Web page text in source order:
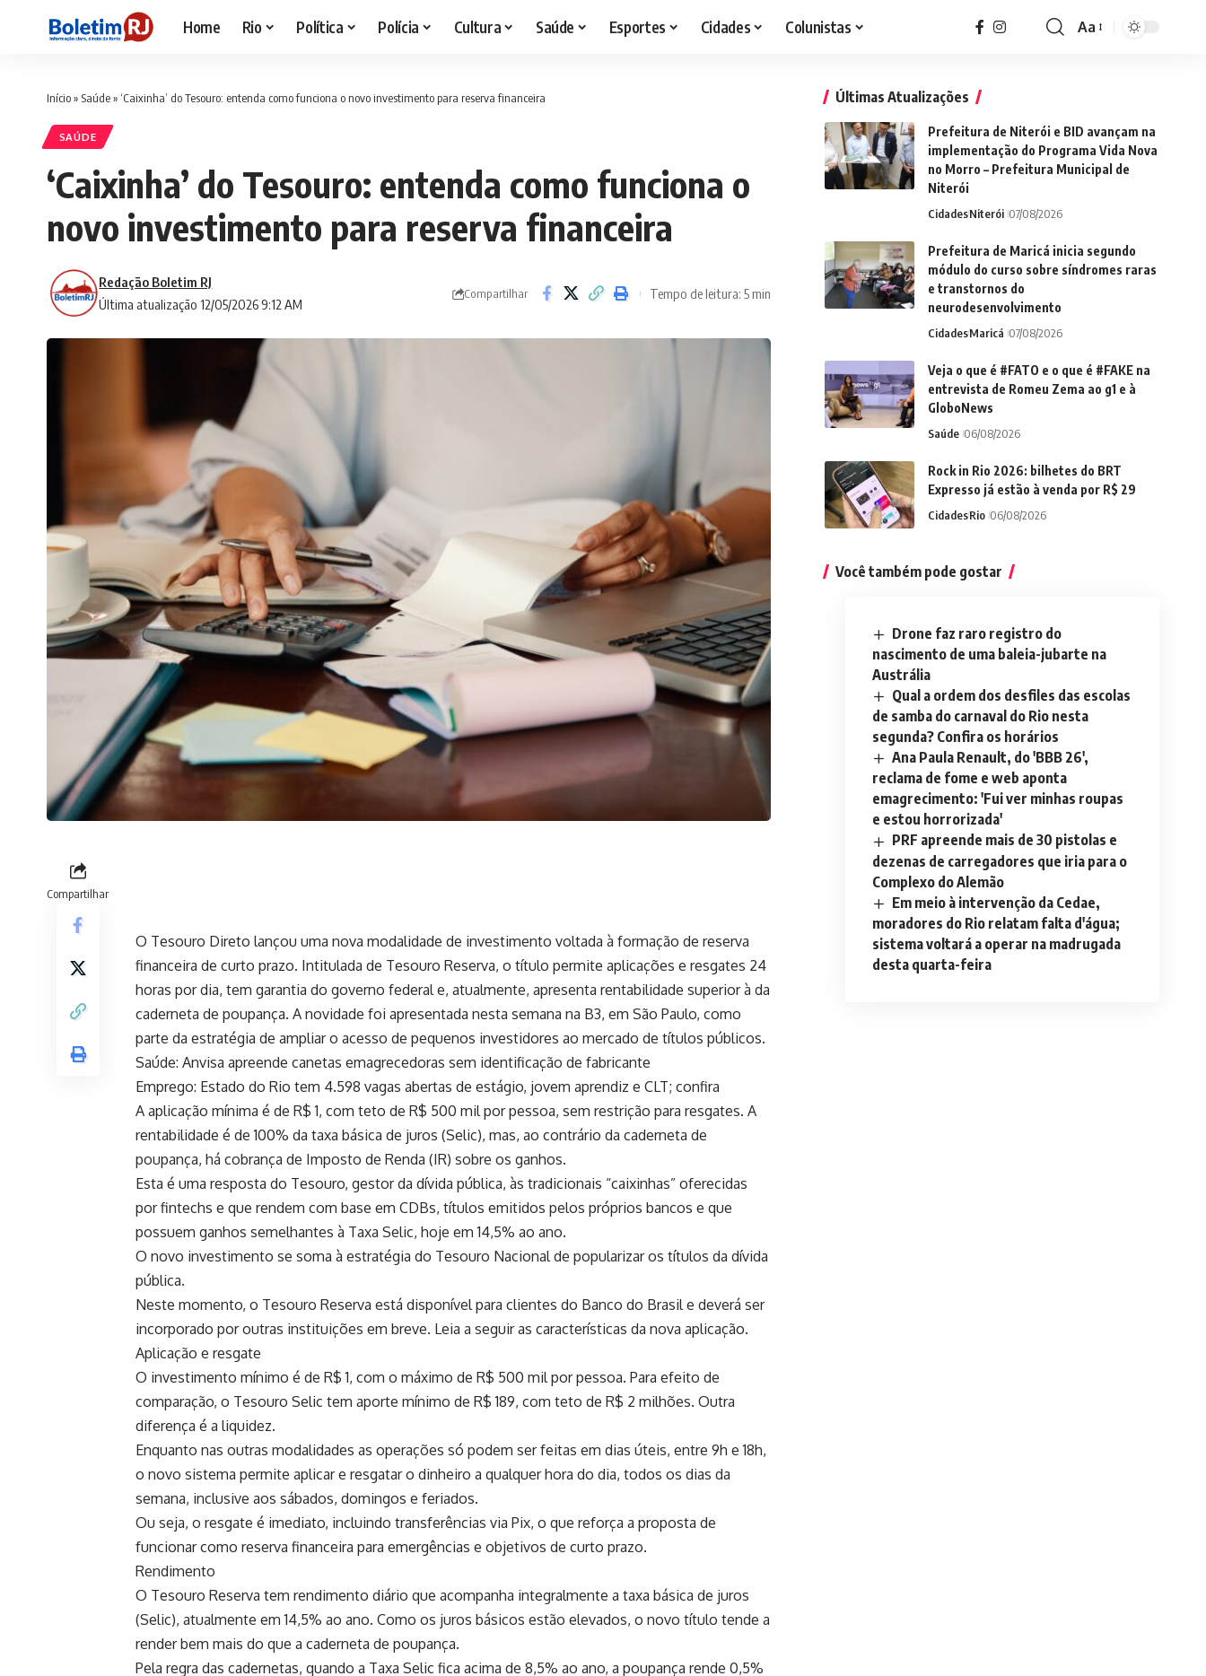
Home Rio Política Polícia Cultura Saúde Esportes Cidades Colunistas
Font
Aa
Início» Saúde» ‘Caixinha’ do Tesouro: entenda como funciona o novo investimento para reserva financeira
SAÚDE
‘Caixinha’ do Tesouro: entenda como funciona o
novo investimento para reserva financeira
Última atualização 12/05/2026 9:12 AM
Redação Boletim RJ
Compartilhar Tempo de leitura: 5 min
Compartilhar
O Tesouro Direto lançou uma nova modalidade de investimento voltada à formação de reserva
financeira de curto prazo. Intitulada de Tesouro Reserva, o título permite aplicações e resgates 24
horas por dia, tem garantia do governo federal e, atualmente, apresenta rentabilidade superior à da
caderneta de poupança. A novidade foi apresentada nesta semana na B3, em São Paulo, como
parte da estratégia de ampliar o acesso de pequenos investidores ao mercado de títulos públicos.
Saúde: Anvisa apreende canetas emagrecedoras sem identificação de fabricante
Emprego: Estado do Rio tem 4.598 vagas abertas de estágio, jovem aprendiz e CLT; confira
A aplicação mínima é de R$ 1, com teto de R$ 500 mil por pessoa, sem restrição para resgates. A
rentabilidade é de 100% da taxa básica de juros (Selic), mas, ao contrário da caderneta de
poupança, há cobrança de Imposto de Renda (IR) sobre os ganhos.
Esta é uma resposta do Tesouro, gestor da dívida pública, às tradicionais “caixinhas” oferecidas
por fintechs e que rendem com base em CDBs, títulos emitidos pelos próprios bancos e que
possuem ganhos semelhantes à Taxa Selic, hoje em 14,5% ao ano.
O novo investimento se soma à estratégia do Tesouro Nacional de popularizar os títulos da dívida
pública.
Neste momento, o Tesouro Reserva está disponível para clientes do Banco do Brasil e deverá ser
incorporado por outras instituições em breve. Leia a seguir as características da nova aplicação.
Aplicação e resgate
O investimento mínimo é de R$ 1, com o máximo de R$ 500 mil por pessoa. Para efeito de
comparação, o Tesouro Selic tem aporte mínimo de R$ 189, com teto de R$ 2 milhões. Outra
diferença é a liquidez.
Enquanto nas outras modalidades as operações só podem ser feitas em dias úteis, entre 9h e 18h,
o novo sistema permite aplicar e resgatar o dinheiro a qualquer hora do dia, todos os dias da
semana, inclusive aos sábados, domingos e feriados.
Ou seja, o resgate é imediato, incluindo transferências via Pix, o que reforça a proposta de
funcionar como reserva financeira para emergências e objetivos de curto prazo.
Rendimento
O Tesouro Reserva tem rendimento diário que acompanha integralmente a taxa básica de juros
(Selic), atualmente em 14,5% ao ano. Como os juros básicos estão elevados, o novo título tende a
render bem mais do que a caderneta de poupança.
Pela regra das cadernetas, quando a Taxa Selic fica acima de 8,5% ao ano, a poupança rende 0,5%
Últimas Atualizações
Prefeitura de Niterói e BID avançam na
implementação do Programa Vida Nova
no Morro – Prefeitura Municipal de
Niterói
CidadesNiterói 07/08/2026
Prefeitura de Maricá inicia segundo
módulo do curso sobre síndromes raras
e transtornos do
neurodesenvolvimento
CidadesMaricá 07/08/2026
Veja o que é #FATO e o que é #FAKE na
entrevista de Romeu Zema ao g1 e à
GloboNews
Saúde 06/08/2026
Rock in Rio 2026: bilhetes do BRT
Expresso já estão à venda por R$ 29
CidadesRio 06/08/2026
Você também pode gostar
Drone faz raro registro do
nascimento de uma baleia-jubarte na
Austrália
Qual a ordem dos desfiles das escolas
de samba do carnaval do Rio nesta
segunda? Confira os horários
Ana Paula Renault, do 'BBB 26',
reclama de fome e web aponta
emagrecimento: 'Fui ver minhas roupas
e estou horrorizada'
PRF apreende mais de 30 pistolas e
dezenas de carregadores que iria para o
Complexo do Alemão
Em meio à intervenção da Cedae,
moradores do Rio relatam falta d'água;
sistema voltará a operar na madrugada
desta quarta-feira